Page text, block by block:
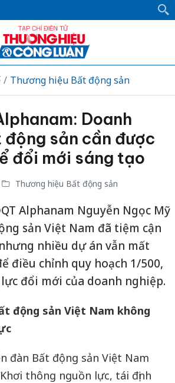
Thương hiệu Bất động sản
Doanh
sản cần được
đổi mới sáng tạo
Thương hiệu Bất động sản
Alphanam Nguyễn Ngọc Mỹ
sản Việt Nam đã tiệm cận
nhiều dự án vẫn mất
điều chỉnh quy hoạch 1/500,
đổi mới của doanh nghiệp.
động sản Việt Nam không
đàn Bất động sản Việt Nam
thông nguồn lực, tái định